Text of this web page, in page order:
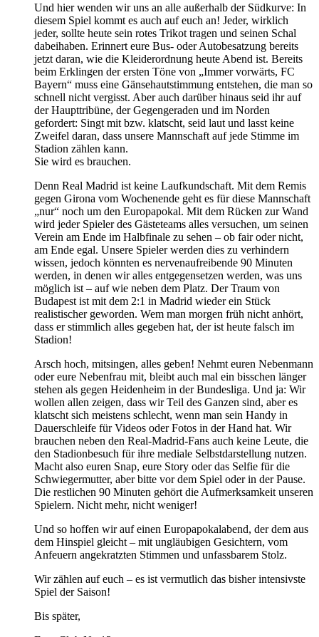
Und hier wenden wir uns an alle außerhalb der Südkurve: In
diesem Spiel kommt es auch auf euch an! Jeder, wirklich
jeder, sollte heute sein rotes Trikot tragen und seinen Schal
dabeihaben. Erinnert eure Bus- oder Autobesatzung bereits
jetzt daran, wie die Kleiderordnung heute Abend ist. Bereits
beim Erklingen der ersten Töne von „Immer vorwärts, FC
Bayern“ muss eine Gänsehautstimmung entstehen, die man so
schnell nicht vergisst. Aber auch darüber hinaus seid ihr auf
der Haupttribüne, der Gegengeraden und im Norden
gefordert: Singt mit bzw. klatscht, seid laut und lasst keine
Zweifel daran, dass unsere Mannschaft auf jede Stimme im
Stadion zählen kann.
Sie wird es brauchen.
Denn Real Madrid ist keine Laufkundschaft. Mit dem Remis
gegen Girona vom Wochenende geht es für diese Mannschaft
„nur“ noch um den Europapokal. Mit dem Rücken zur Wand
wird jeder Spieler des Gästeteams alles versuchen, um seinen
Verein am Ende im Halbfinale zu sehen – ob fair oder nicht,
am Ende egal. Unsere Spieler werden dies zu verhindern
wissen, jedoch könnten es nervenaufreibende 90 Minuten
werden, in denen wir alles entgegensetzen werden, was uns
möglich ist – auf wie neben dem Platz. Der Traum von
Budapest ist mit dem 2:1 in Madrid wieder ein Stück
realistischer geworden. Wem man morgen früh nicht anhört,
dass er stimmlich alles gegeben hat, der ist heute falsch im
Stadion!
Arsch hoch, mitsingen, alles geben! Nehmt euren Nebenmann
oder eure Nebenfrau mit, bleibt auch mal ein bisschen länger
stehen als gegen Heidenheim in der Bundesliga. Und ja: Wir
wollen allen zeigen, dass wir Teil des Ganzen sind, aber es
klatscht sich meistens schlecht, wenn man sein Handy in
Dauerschleife für Videos oder Fotos in der Hand hat. Wir
brauchen neben den Real-Madrid-Fans auch keine Leute, die
den Stadionbesuch für ihre mediale Selbstdarstellung nutzen.
Macht also euren Snap, eure Story oder das Selfie für die
Schwiegermutter, aber bitte vor dem Spiel oder in der Pause.
Die restlichen 90 Minuten gehört die Aufmerksamkeit unseren
Spielern. Nicht mehr, nicht weniger!
Und so hoffen wir auf einen Europapokalabend, der dem aus
dem Hinspiel gleicht – mit ungläubigen Gesichtern, vom
Anfeuern angekratzten Stimmen und unfassbarem Stolz.
Wir zählen auf euch – es ist vermutlich das bisher intensivste
Spiel der Saison!
Bis später,